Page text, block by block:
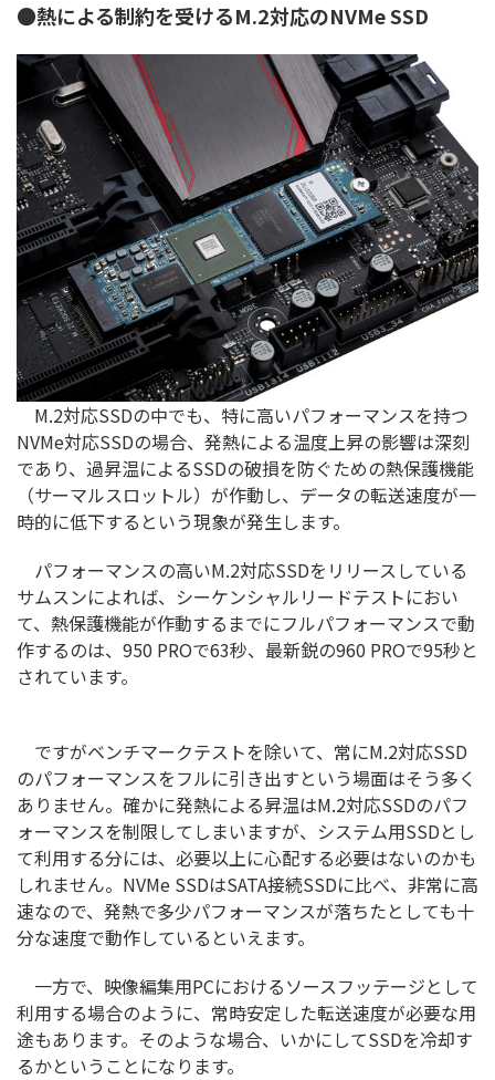
●熱による制約を受けるM.2対応のNVMe SSD
M.2対応SSDの中でも、特に高いパフォーマンスを持つ
NVMe対応SSDの場合、発熱による温度上昇の影響は深刻
であり、過昇温によるSSDの破損を防ぐための熱保護機能
（サーマルスロットル）が作動し、データの転送速度が一
時的に低下するという現象が発生します。
パフォーマンスの高いM.2対応SSDをリリースしている
サムスンによれば、シーケンシャルリードテストにおい
て、熱保護機能が作動するまでにフルパフォーマンスで動
作するのは、950 PROで63秒、最新鋭の960 PROで95秒と
されています。
ですがベンチマークテストを除いて、常にM.2対応SSD
のパフォーマンスをフルに引き出すという場面はそう多く
ありません。確かに発熱による昇温はM.2対応SSDのパフ
ォーマンスを制限してしまいますが、システム用SSDとし
て利用する分には、必要以上に心配する必要はないのかも
しれません。NVMe SSDはSATA接続SSDに比べ、非常に高
速なので、発熱で多少パフォーマンスが落ちたとしても十
分な速度で動作しているといえます。
一方で、映像編集用PCにおけるソースフッテージとして
利用する場合のように、常時安定した転送速度が必要な用
途もあります。そのような場合、いかにしてSSDを冷却す
るかということになります。